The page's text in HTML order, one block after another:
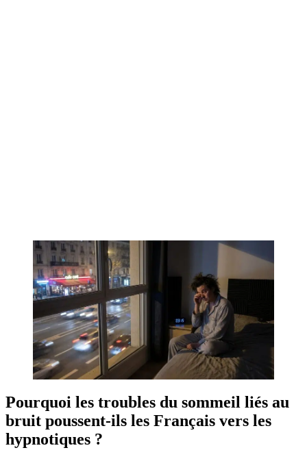
Pourquoi les troubles du sommeil liés au
bruit poussent-ils les Français vers les
hypnotiques ?